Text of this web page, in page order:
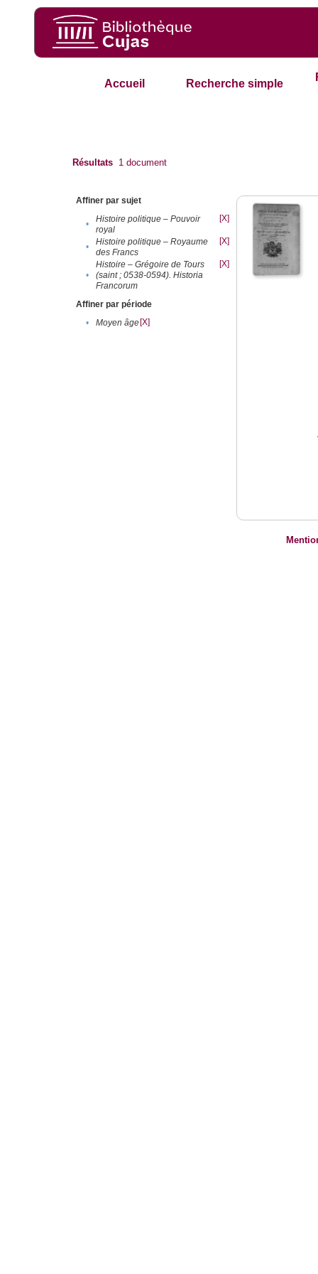
Accueil Recherche simple
Résultats 1 document
Affiner par sujet
•
Histoire politique – Pouvoir
royal
[X]
•
Histoire politique – Royaume
des Francs
[X]
•
Histoire – Grégoire de Tours
(saint ; 0538-0594). Historia
Francorum
[X]
Affiner par période
•
Moyen âge[X]